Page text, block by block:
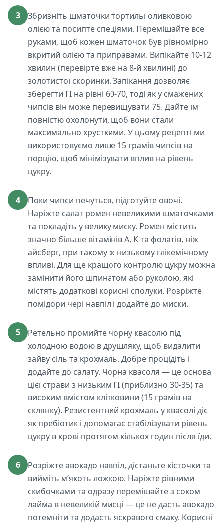
3
Збризніть шматочки тортильї оливковою
олією та посипте спеціями. Перемішайте все
руками, щоб кожен шматочок був рівномірно
вкритий олією та приправами. Випікайте 10-12
хвилин (перевірте вже на 8-й хвилині) до
золотистої скоринки. Запікання дозволяє
зберегти ГІ на рівні 60-70, тоді як у смажених
чипсів він може перевищувати 75. Дайте їм
повністю охолонути, щоб вони стали
максимально хрусткими. У цьому рецепті ми
використовуємо лише 15 грамів чипсів на
порцію, щоб мінімізувати вплив на рівень
цукру.
4
Поки чипси печуться, підготуйте овочі.
Наріжте салат ромен невеликими шматочками
та покладіть у велику миску. Ромен містить
значно більше вітамінів A, K та фолатів, ніж
айсберг, при такому ж низькому глікемічному
впливі. Для ще кращого контролю цукру можна
замінити його шпинатом або руколою, які
містять додаткові корисні сполуки. Розріжте
помідори чері навпіл і додайте до миски.
5
Ретельно промийте чорну квасолю під
холодною водою в друшляку, щоб видалити
зайву сіль та крохмаль. Добре процідіть і
додайте до салату. Чорна квасоля — це основа
цієї страви з низьким ГІ (приблизно 30-35) та
високим вмістом клітковини (15 грамів на
склянку). Резистентний крохмаль у квасолі діє
як пребіотик і допомагає стабілізувати рівень
цукру в крові протягом кількох годин після їди.
6
Розріжте авокадо навпіл, дістаньте кісточки та
вийміть м’якоть ложкою. Наріжте рівними
скибочками та одразу перемішайте з соком
лайма в невеликій мисці — це не дасть авокадо
потемніти та додасть яскравого смаку. Корисні